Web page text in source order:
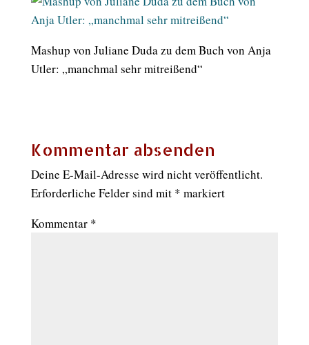
Mashup von Juliane Duda zu dem Buch von Anja
Utler: „manchmal sehr mitreißend“
Kommentar absenden
Deine E-Mail-Adresse wird nicht veröffentlicht.
Erforderliche Felder sind mit * markiert
Kommentar *